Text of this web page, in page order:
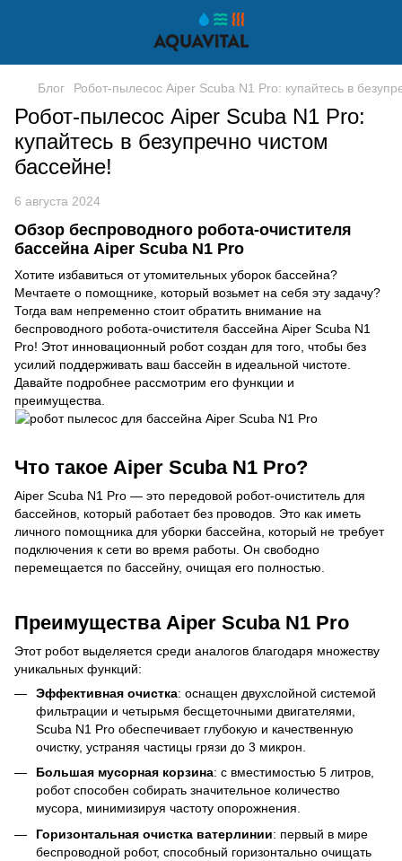
Блог Робот-пылесос Aiper Scuba N1 Pro: купайтесь в
Робот-пылесос Aiper Scuba N1 Pro:
купайтесь в безупречно чистом
бассейне!
6 августа 2024
Обзор беспроводного робота-очистителя
бассейна Aiper Scuba N1 Pro
Хотите избавиться от утомительных уборок бассейна?
Мечтаете о помощнике, который возьмет на себя эту задачу?
Тогда вам непременно стоит обратить внимание на
беспроводного робота-очистителя бассейна Aiper Scuba N1
Pro! Этот инновационный робот создан для того, чтобы без
усилий поддерживать ваш бассейн в идеальной чистоте.
Давайте подробнее рассмотрим его функции и
преимущества.
Что такое Aiper Scuba N1 Pro?
Aiper Scuba N1 Pro — это передовой робот-очиститель для
бассейнов, который работает без проводов. Это как иметь
личного помощника для уборки бассейна, который не требует
подключения к сети во время работы. Он свободно
перемещается по бассейну, очищая его полностью.
Преимущества Aiper Scuba N1 Pro
Этот робот выделяется среди аналогов благодаря множеству
уникальных функций:
Эффективная очистка: оснащен двухслойной системой
фильтрации и четырьмя бесщеточными двигателями,
Scuba N1 Pro обеспечивает глубокую и качественную
очистку, устраняя частицы грязи до 3 микрон.
Большая мусорная корзина: с вместимостью 5 литров,
робот способен собирать значительное количество
мусора, минимизируя частоту опорожнения.
Горизонтальная очистка ватерлинии: первый в мире
беспроводной робот, способный горизонтально очищать